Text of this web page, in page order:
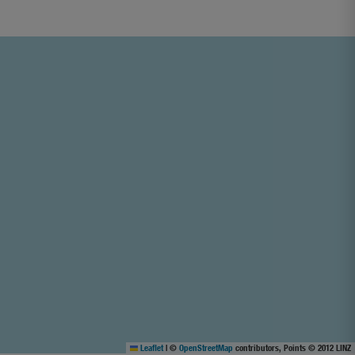
Leaflet | © OpenStreetMap contributors, Points © 2012 LINZ